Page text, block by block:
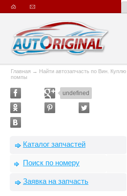
Главная → Найти автозапчасть по Вин.
помпы
undefined
Каталог запчастей
Поиск по номеру
Заявка на запчасть